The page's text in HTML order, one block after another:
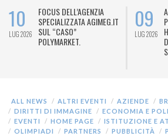
10
LUG 2026
FOCUS DELL’AGENZIA
SPECIALIZZATA AGIMEG.IT
SUL “CASO”
POLYMARKET.
09
LUG 2026
ALL NEWS ALTRI EVENTI AZIENDE
DIRITTI DI IMMAGINE
ECONOMIA E
EVENTI
HOME PAGE
ISTITUZIONE E
OLIMPIADI
PARTNERS PUBBLICITÀ